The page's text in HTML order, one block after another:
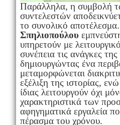
Παράλληλα, η συμβολή
συντελεστών
το συνολικό
Σπηλιοπούλου
υπηρετούν με
συνέπεια τις ανάγκες
δημιουργώντας ένα
μεταμορφώνεται
εξέλιξη της ιστορίας,
ίδιας λειτουργούν όχι
χαρακτηριστικά των
αφηγηματικά εργαλεία
πέρασμα του χρόνου.